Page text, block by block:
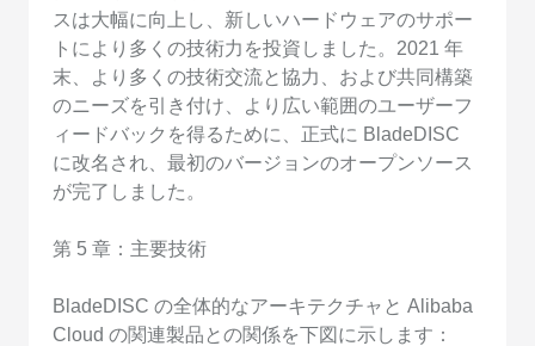
スは大幅に向上し、新しいハードウェアのサポー
トにより多くの技術力を投資しました。2021 年
末、より多くの技術交流と協力、および共同構築
のニーズを引き付け、より広い範囲のユーザーフ
ィードバックを得るために、正式に BladeDISC
に改名され、最初のバージョンのオープンソース
が完了しました。
第 5 章：主要技術
BladeDISC の全体的なアーキテクチャと Alibaba
Cloud の関連製品との関係を下図に示します：